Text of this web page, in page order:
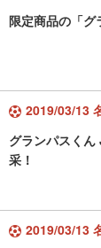
限定商品の「グ
2019/03/13
グランパスく
采！
2019/03/13